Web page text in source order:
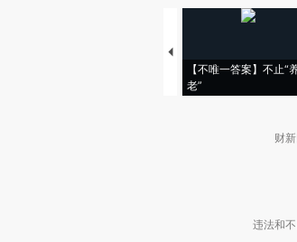
【不唯一答案】不止“
老”
财
违法和